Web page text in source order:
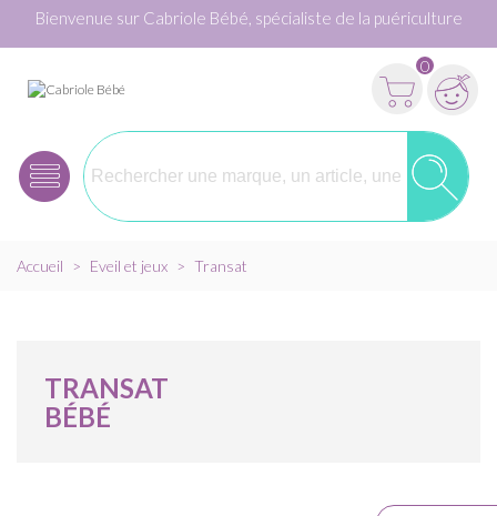
Bienvenue sur Cabriole Bébé, spécialiste de la puériculture
0
Accueil > Eveil et jeux > Transat
TRANSAT
BÉBÉ